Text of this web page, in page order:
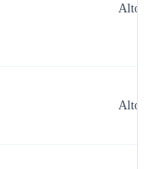
Alto
Alto